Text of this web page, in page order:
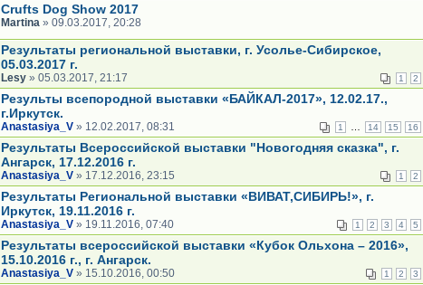
Crufts Dog Show 2017
Martina » 09.03.2017, 20:28
Результаты региональной выставки, г. Усолье-Сибирское,
05.03.2017 г.
1 2
Lesy » 05.03.2017, 21:17
Результы всепородной выставки «БАЙКАЛ-2017», 12.02.17.,
г.Иркутск.
1 14 15 16
Anastasiya_V » 12.02.2017, 08:31
Результаты Всероссийской выставки "Новогодняя сказка", г.
Ангарск, 17.12.2016 г.
1 2
Anastasiya_V » 17.12.2016, 23:15
Результаты Региональной выставки «ВИВАТ,СИБИРЬ!», г.
Иркутск, 19.11.2016 г.
1 2 3 4 5
Anastasiya_V » 19.11.2016, 07:40
Результаты всероссийской выставки «Кубок Ольхона – 2016»,
15.10.2016 г., г. Ангарск.
1 2 3
Anastasiya_V » 15.10.2016, 00:50